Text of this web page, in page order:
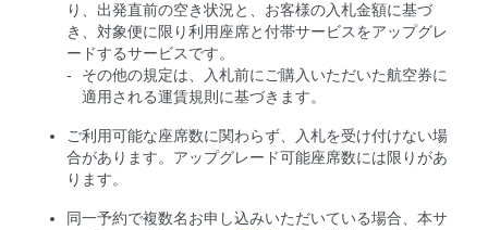
り、出発直前の空き状況と、お客様の入札金額に基づ
き、対象便に限り利用座席と付帯サービスをアップグレ
ードするサービスです。
その他の規定は、入札前にご購入いただいた航空券に
適用される運賃規則に基づきます。
ご利用可能な座席数に関わらず、入札を受け付けない場
合があります。アップグレード可能座席数には限りがあ
ります。
同一予約で複数名お申し込みいただいている場合、本サ